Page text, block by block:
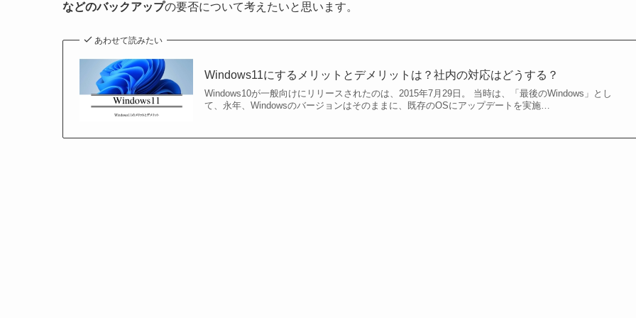
などのバックアップの要否について考えたいと思います。
あわせて読みたい
Windows11にするメリットとデメリットは？社内の対応はどうする？
Windows10が一般向けにリリースされたのは、2015年7月29日。 当時は、「最後のWindows」とし
て、永年、Windowsのバージョンはそのままに、既存のOSにアップデートを実施…